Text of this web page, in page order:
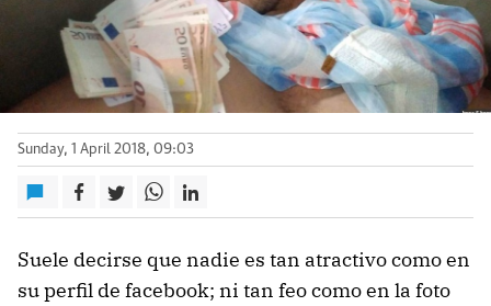
Sunday, 1 April 2018, 09:03
Suele decirse que nadie es tan atractivo como en
su perfil de facebook; ni tan feo como en la foto